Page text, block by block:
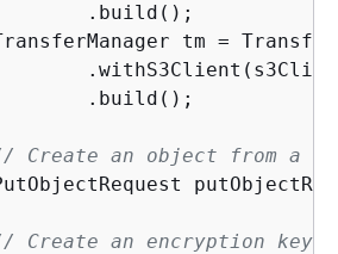
.build();
tm =
.build();
Create an object from a
Create an encryption key.